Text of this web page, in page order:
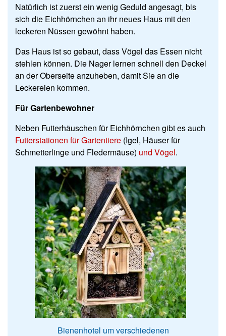
Natürlich ist zuerst ein wenig Geduld angesagt, bis
sich die Eichhörnchen an ihr neues Haus mit den
leckeren Nüssen gewöhnt haben.
Das Haus ist so gebaut, dass Vögel das Essen nicht
stehlen können. Die Nager lernen schnell den Deckel
an der Oberseite anzuheben, damit Sie an die
Leckereien kommen.
Für Gartenbewohner
Neben Futterhäuschen für Eichhörnchen gibt es auch
Futterstationen für Gartentiere (Igel, Häuser für
Schmetterlinge und Fledermäuse) und Vögel.
Bienenhotel um verschiedenen